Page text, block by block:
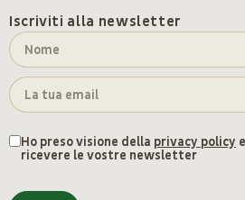
Iscriviti alla newsletter
Ho preso visione della privacy policy
ricevere le vostre newsletter